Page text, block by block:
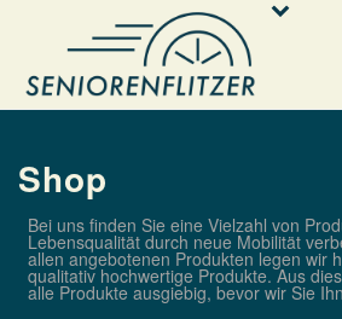
Shop
Bei uns finden Sie eine Vielzahl von
Lebensqualität durch neue Mobilität
allen angebotenen Produkten legen wir
qualitativ hochwertige Produkte. Aus
alle Produkte ausgiebig, bevor wir Sie